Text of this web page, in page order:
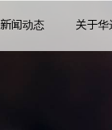
新闻动态 关于华